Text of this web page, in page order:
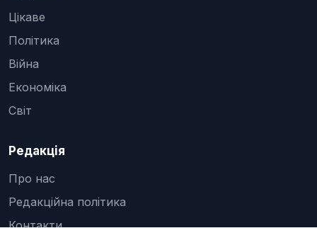
Цікаве
Політика
Війна
Економіка
Світ
Редакція
Про нас
Редакційна політика
Контакти